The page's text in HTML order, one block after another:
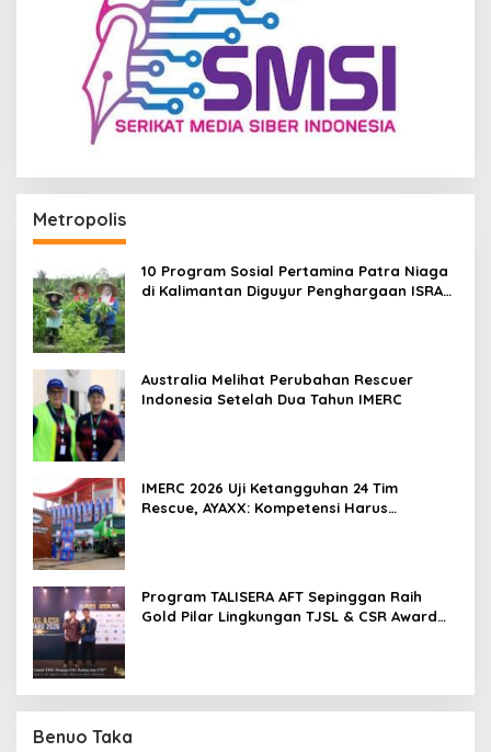
Metropolis
10 Program Sosial Pertamina Patra Niaga
di Kalimantan Diguyur Penghargaan ISRA
Australia Melihat Perubahan Rescuer
Indonesia Setelah Dua Tahun IMERC
IMERC 2026 Uji Ketangguhan 24 Tim
Rescue, AYAXX: Kompetensi Harus
Program TALISERA AFT Sepinggan Raih
Gold Pilar Lingkungan TJSL & CSR Award
Benuo Taka